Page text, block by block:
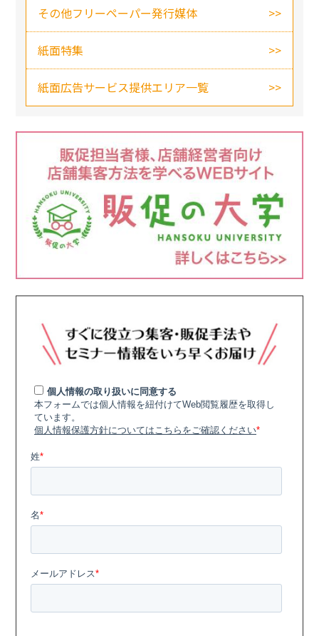
その他フリーペーパー発行媒体
紙面特集
紙面広告サービス提供エリア一覧